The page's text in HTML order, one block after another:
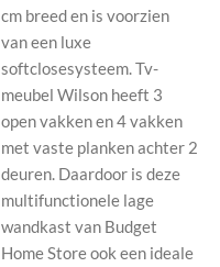
cm breed en is voorzien
van een luxe
softclosesysteem. Tv-
meubel Wilson heeft 3
open vakken en 4 vakken
met vaste planken achter 2
deuren. Daardoor is deze
multifunctionele lage
wandkast van Budget
Home Store ook een ideale